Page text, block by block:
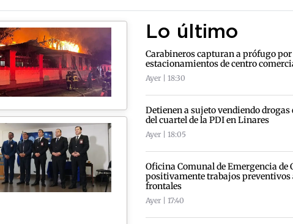
Lo último
Carabineros capturan a prófugo
estacionamientos de centro
Ayer | 18:30
Detienen a sujeto vendiendo drogas
del cuartel de la PDI en Linares
Ayer | 18:05
Oficina Comunal de Emergencia de
positivamente trabajos preventivos
frontales
Ayer | 17:40